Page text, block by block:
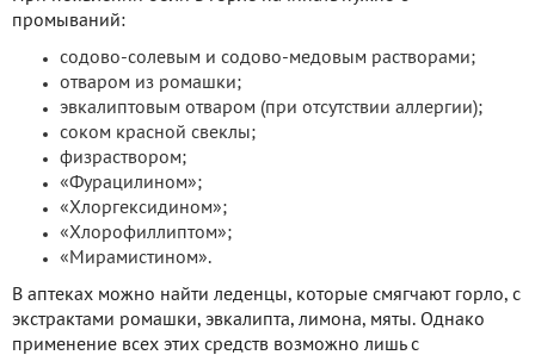
промываний:
содово-солевым и содово-медовым растворами;
отваром из ромашки;
эвкалиптовым отваром (при отсутствии аллергии);
соком красной свеклы;
физраствором;
«Фурацилином»;
«Хлоргексидином»;
«Хлорофиллиптом»;
«Мирамистином».
В аптеках можно найти леденцы, которые смягчают горло, с
экстрактами ромашки, эвкалипта, лимона, мяты. Однако
применение всех этих средств возможно лишь с